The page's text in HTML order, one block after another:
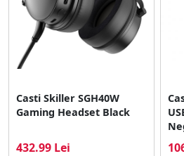
Casti Skiller SGH40W
Gaming Headset Black
432.99 Lei